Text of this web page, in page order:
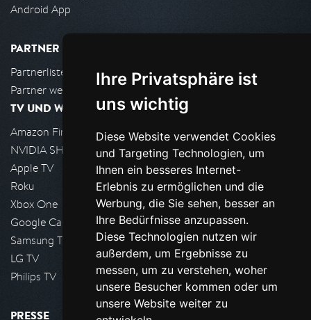
Ihre Privatsphäre ist
uns wichtig
Diese Website verwendet Cookies
und Targeting Technologien, um
Ihnen ein besseres Internet-
Erlebnis zu ermöglichen und die
Werbung, die Sie sehen, besser an
Ihre Bedürfnisse anzupassen.
Diese Technologien nutzen wir
außerdem, um Ergebnisse zu
messen, um zu verstehen, woher
unsere Besucher kommen oder um
unsere Website weiter zu
Android App
PARTNER
Partnerliste
Partner werden
TV UND WOHNZIMMER
Amazon FireTV
NVIDIA SHIELD, Google TV
Apple TV
Roku
Xbox One
Google Cast
Samsung TV
LG TV
Philips TV
PRESSE